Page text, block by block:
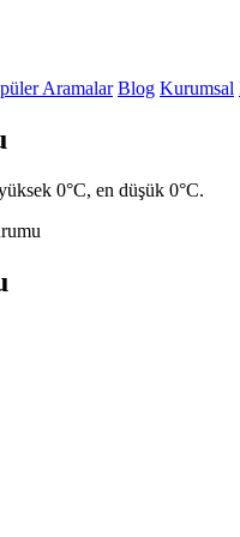
Aramalar Blog Kurumsal
0°C, en düşük 0°C.